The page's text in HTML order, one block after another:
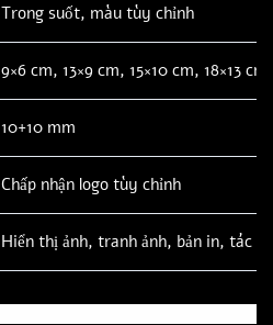
Trong suốt, màu tùy chỉnh
9×6 cm, 13×9 cm, 15×10 cm, 18×13
10+10 mm
Chấp nhận logo tùy chỉnh
Hiển thị ảnh, tranh ảnh, bản in, tác